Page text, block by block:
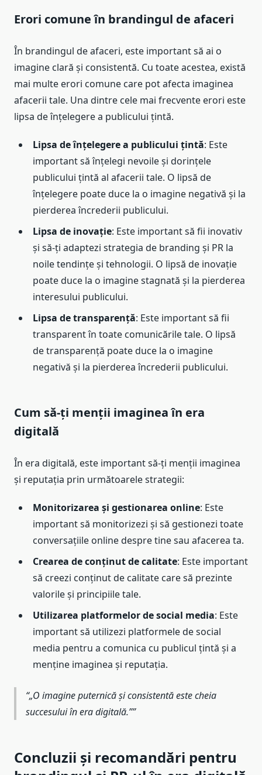
Erori comune în brandingul de afaceri
În brandingul de afaceri, este important să ai o
imagine clară și consistentă. Cu toate acestea, există
mai multe erori comune care pot afecta imaginea
afacerii tale. Una dintre cele mai frecvente erori este
lipsa de înțelegere a publicului țintă.
Lipsa de înțelegere a publicului țintă: Este
important să înțelegi nevoile și dorințele
publicului țintă al afacerii tale. O lipsă de
înțelegere poate duce la o imagine negativă și la
pierderea încrederii publicului.
Lipsa de inovație: Este important să fii inovativ
și să-ți adaptezi strategia de branding și PR la
noile tendințe și tehnologii. O lipsă de inovație
poate duce la o imagine stagnată și la pierderea
interesului publicului.
Lipsa de transparență: Este important să fii
transparent în toate comunicările tale. O lipsă
de transparență poate duce la o imagine
negativă și la pierderea încrederii publicului.
Cum să-ți menții imaginea în era
digitală
În era digitală, este important să-ți menții imaginea
și reputația prin următoarele strategii:
Monitorizarea și gestionarea online: Este
important să monitorizezi și să gestionezi toate
conversațiile online despre tine sau afacerea ta.
Crearea de conținut de calitate: Este important
să creezi conținut de calitate care să prezinte
valorile și principiile tale.
Utilizarea platformelor de social media: Este
important să utilizezi platformele de social
media pentru a comunica cu publicul țintă și a
menține imaginea și reputația.
„O imagine puternică și consistentă este cheia
succesului în era digitală.”
Concluzii și recomandări pentru